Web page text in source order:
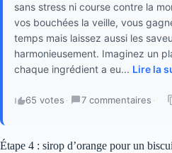
sans stress ni course contre la
vos bouchées la veille, vous
temps mais laissez aussi les
harmonieusement. Imaginez un
chaque ingrédient a eu... Lire la
65 votes · 7 commentaires ·
Étape 4 : sirop d’orange pour un